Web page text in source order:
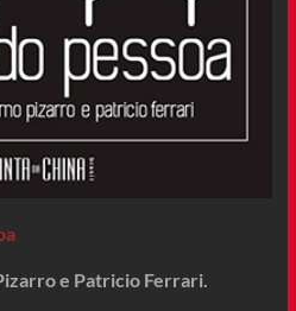
e Patricio Ferrari.